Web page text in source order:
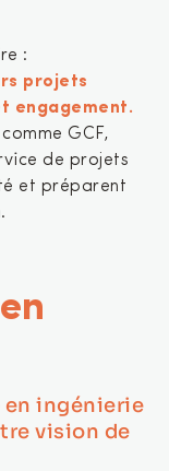
:
projets
engagement.
GCF,
de projets
et préparent
en ingénierie
vision de